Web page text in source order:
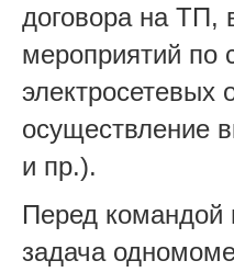
договора на ТП,
мероприятий по
электросетевых
осуществление
и пр.).
Перед командой
задача